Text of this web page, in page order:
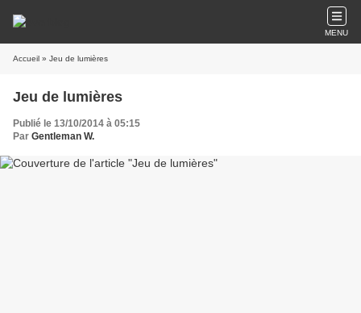
MENU
Accueil » Jeu de lumières
Jeu de lumières
Publié le 13/10/2014 à 05:15
Par Gentleman W.